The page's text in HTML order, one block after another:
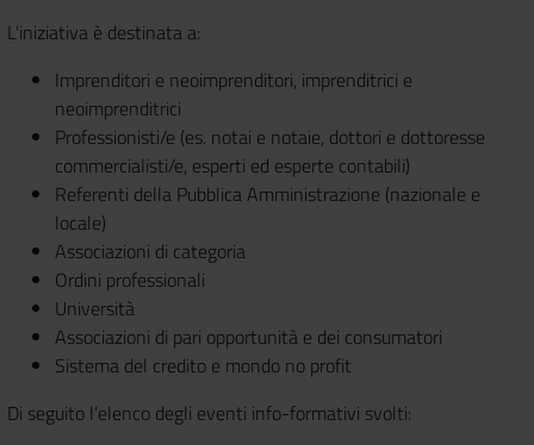
L'iniziativa è destinata a:
Imprenditori e neoimprenditori, imprenditrici e
neoimprenditrici
Professionisti/e (es. notai e notaie, dottori e dottoresse
commercialisti/e, esperti ed esperte contabili)
Referenti della Pubblica Amministrazione (nazionale e
locale)
Associazioni di categoria
Ordini professionali
Università
Associazioni di pari opportunità e dei consumatori
Sistema del credito e mondo no profit
Di seguito l’elenco degli eventi info-formativi svolti: